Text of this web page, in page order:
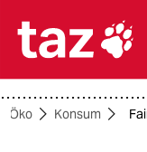

Öko Konsum